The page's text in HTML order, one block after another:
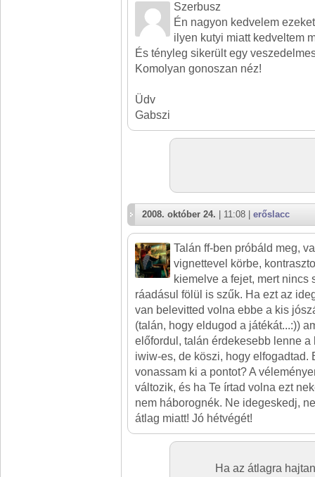
Szerbusz
Én nagyon kedvelem
ilyen kutyi miatt kedveltem
És tényleg sikerült egy
Komolyan gonoszan néz!
Üdv
Gabszi
2008. október 24. | 11:08 | erőslacc
Talán ff-ben próbáld meg,
vignettevel körbe,
kiemelve a fejet, mert nincs
ráadásul fölül is szűk. Ha ezt az
van belevitted volna ebbe a kis
(talán, hogy eldugod a játékát...:))
előfordul, talán érdekesebb lenne
iwiw-es, de köszi, hogy elfogadtad.
vonassam ki a pontot? A
változik, és ha Te írtad volna ezt
nem háborognék. Ne idegeskedj,
átlag miatt! Jó hétvégét!
Ha az átlagra